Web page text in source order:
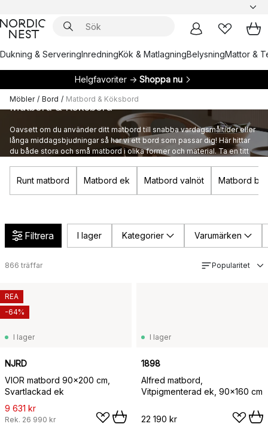
Dukning & ServeringInredningKök & MatlagningBelysningMattor &
Helgfavoriter → Shoppa nu
Möbler / Bord / Matbord & Köksbord
Matbord & Köksbord
Oavsett om du använder ditt matbord till snabba vardagsmåltider eller
långa middagsbjudningar så har vi ett bord som passar dig! Här hittar
du både stora och små matbord i olika former och material. Ta en titt
Runt matbord Matbord ek Matbord valnöt Matbord
Filtrera I lager Kategorier Varumärken
866 träffar Popularitet
I lager
NJRD
VIOR matbord 90x200 cm,
Svartlackad ek
9 631 kr
Rek. 26 990 kr
REA
-64%
I lager
1898
Alfred matbord,
Vitpigmenterad ek, 90x160 cm
22 190 kr